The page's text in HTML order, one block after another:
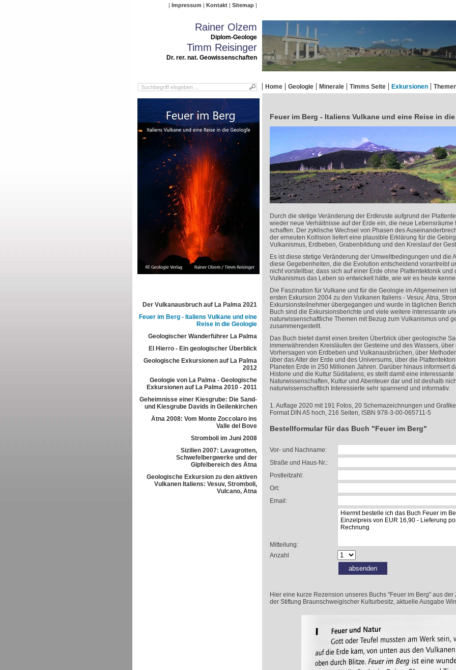
Impressum Kontakt Sitemap
Rainer Olzem
Diplom-Geologe
Timm Reisinger
Dr. rer. nat. Geowissenschaften
Home Geologie Minerale Timms Seite Exkursionen
Der Vulkanausbruch auf La Palma 2021
Feuer im Berg - Italiens Vulkane und eine
Reise in die Geologie
Geologischer Wanderführer La Palma
El Hierro - Ein geologischer Überblick
Geologische Exkursionen auf La Palma
2012
Geologie von La Palma - Geologische
Exkursionen auf La Palma 2010 - 2011
Geheimnisse einer Kiesgrube: Die Sand-
und Kiesgrube Davids in Geilenkirchen
Ätna 2008: Vom Monte Zoccolaro ins
Valle del Bove
Stromboli im Juni 2008
Sizilien 2007: Lavagrotten,
Schwefelbergwerke und der
Gipfelbereich des Ätna
Geologische Exkursion zu den aktiven
Vulkanen Italiens: Vesuv, Stromboli,
Vulcano, Ätna
Feuer im Berg - Italiens Vulkane und eine Reise in
Durch die stetige Veränderung der Erdkruste aufgrund der
wieder neue Verhältnisse auf der Erde ein, die neue Lebensräume
schaffen. Der zyklische Wechsel von Phasen des
der erneuten Kollision liefert eine plausible Erklärung für die
Vulkanismus, Erdbeben, Grabenbildung und den Kreislauf der
Es ist diese stetige Veränderung der Umweltbedingungen und die
diese Gegebenheiten, die die Evolution entscheidend vorantreibt
nicht vorstellbar, dass sich auf einer Erde ohne Plattentektonik und
Vulkanismus das Leben so entwickelt hätte, wie wir es heute
Die Faszination für Vulkane und für die Geologie im Allgemeinen
ersten Exkursion 2004 zu den Vulkanen Italiens - Vesuv, Ätna,
Exkursionsteilnehmer übergegangen und wurde in täglichen
Buch sind die Exkursionsberichte und viele weitere interessante
naturwissenschaftliche Themen mit Bezug zum Vulkanismus und
zusammengestellt.
Das Buch bietet damit einen breiten Überblick über geologische
immerwährenden Kreisläufen der Gesteine und des Wassers, über
Vorhersagen von Erdbeben und Vulkanausbrüchen, über
über das Alter der Erde und des Universums, über die
Planeten Erde in 250 Millionen Jahren. Darüber hinaus informiert
Historie und die Kultur Süditaliens; es stellt damit eine interessante
Naturwissenschaften, Kultur und Abenteuer dar und ist deshalb
naturwissenschaftlich Interessierte sehr spannend und informativ.
1. Auflage 2020 mit 191 Fotos, 20 Schemazeichnungen und
Format DIN A5 hoch, 216 Seiten, ISBN 978-3-00-065711-5
Bestellformular für das Buch "Feuer im Berg"
Vor- und Nachname:
Straße und Haus-Nr.:
Postleitzahl:
Ort:
Email:
Mitteilung:
Anzahl
Hier eine kurze Rezension unseres Buchs "Feuer im Berg" aus der
der Stiftung Braunschweigischer Kulturbesitz, aktuelle Ausgabe